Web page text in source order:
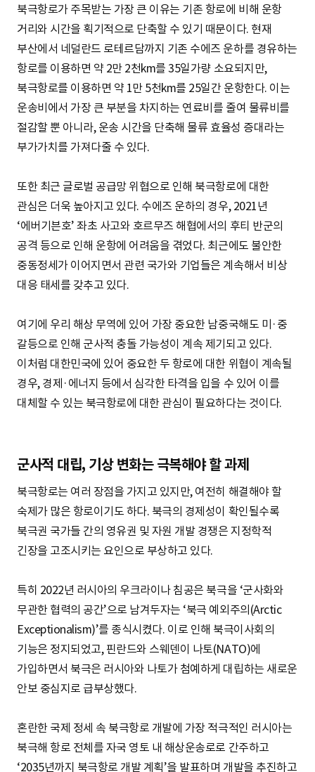
북극항로가 주목받는 가장 큰 이유는 기존 항로에 비해 운항
거리와 시간을 획기적으로 단축할 수 있기 때문이다. 현재
부산에서 네덜란드 로테르담까지 기존 수에즈 운하를 경유하는
항로를 이용하면 약 2만 2천km를 35일가량 소요되지만,
북극항로를 이용하면 약 1만 5천km를 25일간 운항한다. 이는
운송비에서 가장 큰 부분을 차지하는 연료비를 줄여 물류비를
절감할 뿐 아니라, 운송 시간을 단축해 물류 효율성 증대라는
부가가치를 가져다줄 수 있다.
또한 최근 글로벌 공급망 위협으로 인해 북극항로에 대한
관심은 더욱 높아지고 있다. 수에즈 운하의 경우, 2021년
‘에버기븐호’ 좌초 사고와 호르무즈 해협에서의 후티 반군의
공격 등으로 인해 운항에 어려움을 겪었다. 최근에도 불안한
중동정세가 이어지면서 관련 국가와 기업들은 계속해서 비상
대응 태세를 갖추고 있다.
여기에 우리 해상 무역에 있어 가장 중요한 남중국해도 미·중
갈등으로 인해 군사적 충돌 가능성이 계속 제기되고 있다.
이처럼 대한민국에 있어 중요한 두 항로에 대한 위협이 계속될
경우, 경제·에너지 등에서 심각한 타격을 입을 수 있어 이를
대체할 수 있는 북극항로에 대한 관심이 필요하다는 것이다.
군사적 대립, 기상 변화는 극복해야 할 과제
북극항로는 여러 장점을 가지고 있지만, 여전히 해결해야 할
숙제가 많은 항로이기도 하다. 북극의 경제성이 확인될수록
북극권 국가들 간의 영유권 및 자원 개발 경쟁은 지정학적
긴장을 고조시키는 요인으로 부상하고 있다.
특히 2022년 러시아의 우크라이나 침공은 북극을 ‘군사화와
무관한 협력의 공간’으로 남겨두자는 ‘북극 예외주의(Arctic
Exceptionalism)’를 종식시켰다. 이로 인해 북극이사회의
기능은 정지되었고, 핀란드와 스웨덴이 나토(NATO)에
가입하면서 북극은 러시아와 나토가 첨예하게 대립하는 새로운
안보 중심지로 급부상했다.
혼란한 국제 정세 속 북극항로 개발에 가장 적극적인 러시아는
북극해 항로 전체를 자국 영토 내 해상운송로로 간주하고
‘2035년까지 북극항로 개발 계획’을 발표하며 개발을 추진하고